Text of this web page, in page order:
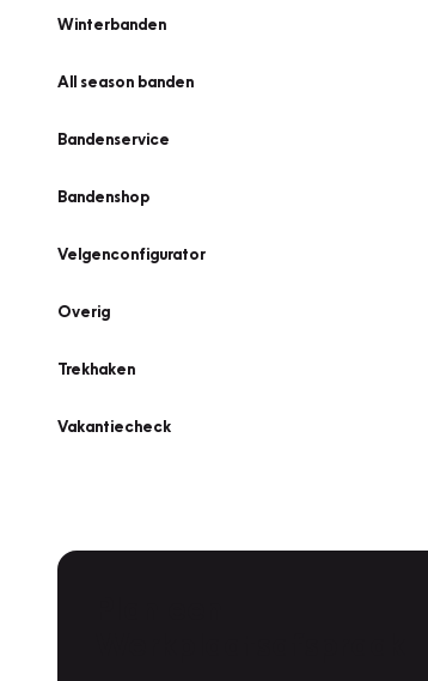
Winterbanden
All season banden
Bandenservice
Bandenshop
Velgenconfigurator
Overig
Trekhaken
Vakantiecheck